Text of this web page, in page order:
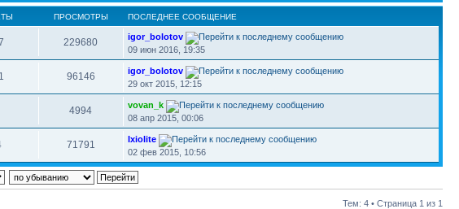
ПРОСМОТРЫ ПОСЛЕДНЕЕ СООБЩЕНИЕ
229680
igor_bolotov
09 июн 2016, 19:35
96146
igor_bolotov
29 окт 2015, 12:15
4994
vovan_k
08 апр 2015, 00:06
71791
Ixiolite
02 фев 2015, 10:56
Тем: 4 • Страница 1 из 1